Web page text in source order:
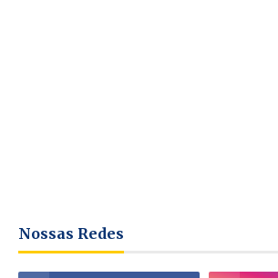
Nossas Redes